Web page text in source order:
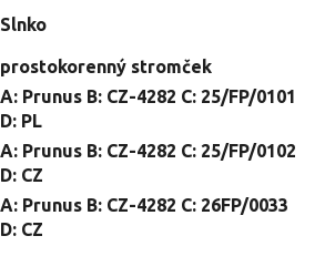
Slnko
prostokorenný stromček
A: Prunus B: CZ-4282 C: 25/FP/0101
D: PL
A: Prunus B: CZ-4282 C: 25/FP/0102
D: CZ
A: Prunus B: CZ-4282 C: 26FP/0033
D: CZ